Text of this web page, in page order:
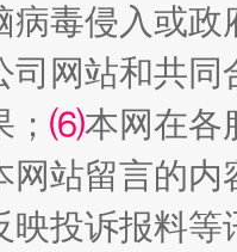
病毒侵入或
司网站和共
⑹本网在各
网站留言的内
映投诉报料